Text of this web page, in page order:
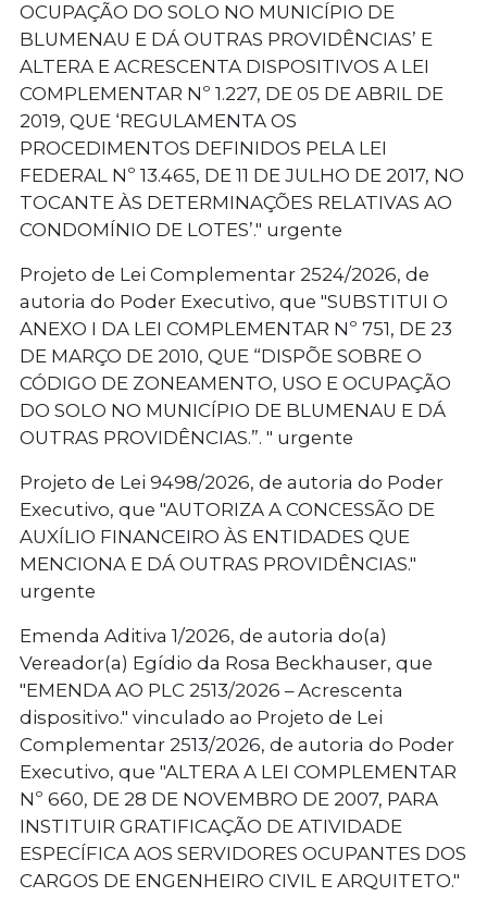
OCUPAÇÃO DO SOLO NO MUNICÍPIO DE
BLUMENAU E DÁ OUTRAS PROVIDÊNCIAS’ E
ALTERA E ACRESCENTA DISPOSITIVOS A LEI
COMPLEMENTAR Nº 1.227, DE 05 DE ABRIL DE
2019, QUE ‘REGULAMENTA OS
PROCEDIMENTOS DEFINIDOS PELA LEI
FEDERAL Nº 13.465, DE 11 DE JULHO DE 2017, NO
TOCANTE ÀS DETERMINAÇÕES RELATIVAS AO
CONDOMÍNIO DE LOTES’." urgente
Projeto de Lei Complementar 2524/2026, de
autoria do Poder Executivo, que "SUBSTITUI O
ANEXO I DA LEI COMPLEMENTAR Nº 751, DE 23
DE MARÇO DE 2010, QUE “DISPÕE SOBRE O
CÓDIGO DE ZONEAMENTO, USO E OCUPAÇÃO
DO SOLO NO MUNICÍPIO DE BLUMENAU E DÁ
OUTRAS PROVIDÊNCIAS.”. " urgente
Projeto de Lei 9498/2026, de autoria do Poder
Executivo, que "AUTORIZA A CONCESSÃO DE
AUXÍLIO FINANCEIRO ÀS ENTIDADES QUE
MENCIONA E DÁ OUTRAS PROVIDÊNCIAS."
urgente
Emenda Aditiva 1/2026, de autoria do(a)
Vereador(a) Egídio da Rosa Beckhauser, que
"EMENDA AO PLC 2513/2026 – Acrescenta
dispositivo." vinculado ao Projeto de Lei
Complementar 2513/2026, de autoria do Poder
Executivo, que "ALTERA A LEI COMPLEMENTAR
Nº 660, DE 28 DE NOVEMBRO DE 2007, PARA
INSTITUIR GRATIFICAÇÃO DE ATIVIDADE
ESPECÍFICA AOS SERVIDORES OCUPANTES DOS
CARGOS DE ENGENHEIRO CIVIL E ARQUITETO."